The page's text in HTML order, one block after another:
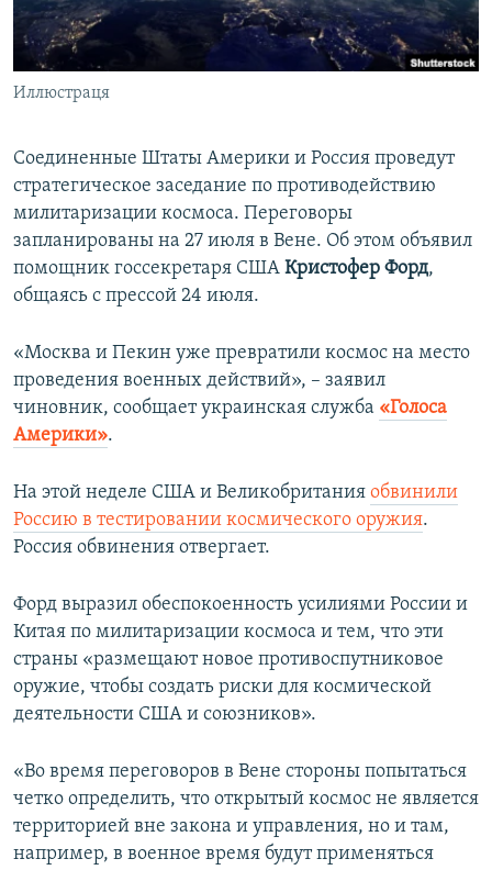
ПОБЕДИТЕЛЕЙ НЕ СУДЯТ?
КРЫМ.НЕПОКОРЕННЫЙ
ELIFBE
ПРИСОЕДИНЯЙТЕСЬ!
Все сайты RFE/RL
Иллюстраця
Соединенные Штаты Америки и Россия проведут
стратегическое заседание по противодействию
милитаризации космоса. Переговоры
запланированы на 27 июля в Вене. Об этом объявил
помощник госсекретаря США Кристофер Форд,
общаясь с прессой 24 июля.
«Москва и Пекин уже превратили космос на место
проведения военных действий», – заявил
чиновник, сообщает украинская служба «Голоса
Америки».
На этой неделе США и Великобритания обвинили
Россию в тестировании космического оружия.
Россия обвинения отвергает.
Форд выразил обеспокоенность усилиями России и
Китая по милитаризации космоса и тем, что эти
страны «размещают новое противоспутниковое
оружие, чтобы создать риски для космической
деятельности США и союзников».
«Во время переговоров в Вене стороны попытаться
четко определить, что открытый космос не является
территорией вне закона и управления, но и там,
например, в военное время будут применяться